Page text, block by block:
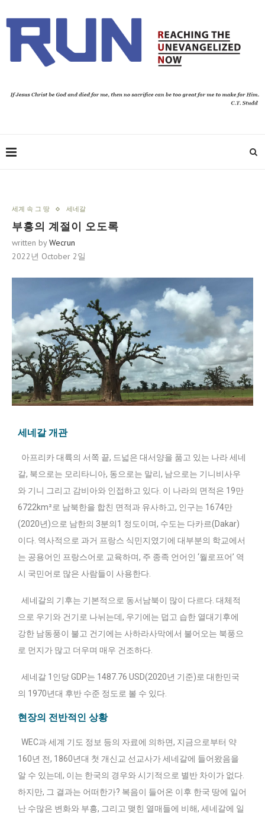
세계 속 그 땅 세네갈
부흥의 계절이 오도록
written byWecrun
2022년 October 2일
세네갈 개관
아프리카 대륙의 서쪽 끝, 드넓은 대서양을 품고 있는 나라 세네
갈, 북으로는 모리타니아, 동으로는 말리, 남으로는 기니비사우
와 기니 그리고 감비아와 인접하고 있다. 이 나라의 면적은 19만
6722km²로 남북한을 합친 면적과 유사하고, 인구는 1674만
(2020년)으로 남한의 3분의1 정도이며, 수도는 다카르(Dakar)
이다. 역사적으로 과거 프랑스 식민지였기에 대부분의 학교에서
는 공용어인 프랑스어로 교육하며, 주 종족 언어인 ‘월로프어’ 역
시 국민어로 많은 사람들이 사용한다.
세네갈의 기후는 기본적으로 동서남북이 많이 다르다. 대체적
으로 우기와 건기로 나뉘는데, 우기에는 덥고 습한 열대기후에
강한 남동풍이 불고 건기에는 사하라사막에서 불어오는 북풍으
로 먼지가 많고 더우며 매우 건조하다.
세네갈 1인당 GDP는 1487.76 USD(2020년 기준)로 대한민국
의 1970년대 후반 수준 정도로 볼 수 있다.
현장의 전반적인 상황
WEC과 세계 기도 정보 등의 자료에 의하면, 지금으로부터 약
160년 전, 1860년대 첫 개신교 선교사가 세네갈에 들어왔음을
알 수 있는데, 이는 한국의 경우와 시기적으로 별반 차이가 없다.
하지만, 그 결과는 어떠한가? 복음이 들어온 이후 한국 땅에 일어
난 수많은 변화와 부흥, 그리고 맺힌 열매들에 비해, 세네갈에 일